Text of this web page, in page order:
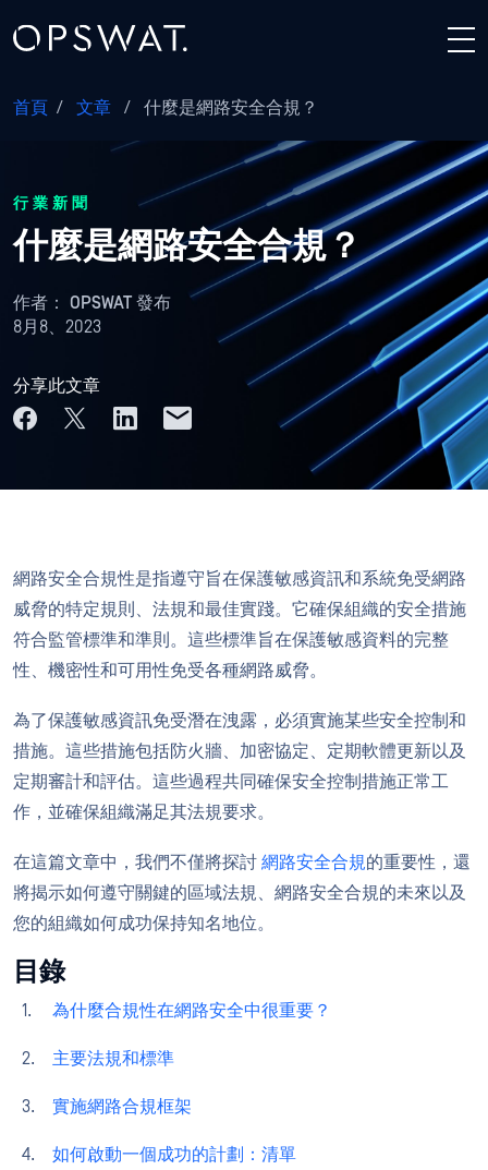
首頁 / 文章 / 什麼是網路安全合規？
行業新聞
什麼是網路安全合規？
作者： OPSWAT 發布
8月8、2023
分享此文章
網路安全合規性是指遵守旨在保護敏感資訊和系統免受網路
威脅的特定規則、法規和最佳實踐。它確保組織的安全措施
符合監管標準和準則。這些標準旨在保護敏感資料的完整
性、機密性和可用性免受各種網路威脅。
為了保護敏感資訊免受潛在洩露，必須實施某些安全控制和
措施。這些措施包括防火牆、加密協定、定期軟體更新以及
定期審計和評估。這些過程共同確保安全控制措施正常工
作，並確保組織滿足其法規要求。
在這篇文章中，我們不僅將探討 網路安全合規的重要性，還
將揭示如何遵守關鍵的區域法規、網路安全合規的未來以及
您的組織如何成功保持知名地位。
目錄
為什麼合規性在網路安全中很重要？
主要法規和標準
實施網路合規框架
如何啟動一個成功的計劃：清單